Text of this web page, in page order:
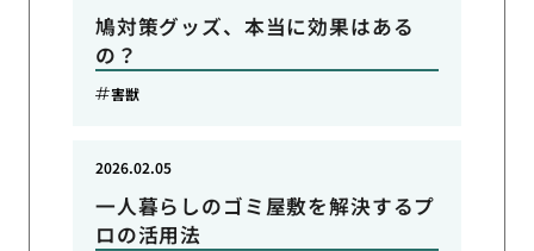
鳩対策グッズ、本当に効果はある
の？
害獣
一人暮らしのゴミ屋敷を解決するプ
ロの活用法
2026.02.05